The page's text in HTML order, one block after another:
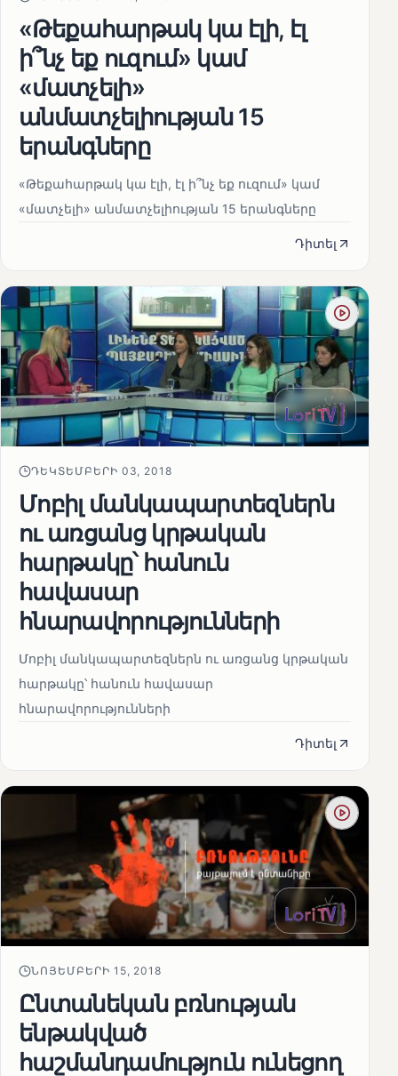
«Թեքահարթակ կա էլի, էլ
ի՞նչ եք ուզում» կամ
«մատչելի»
անմատչելիության 15
երանգները
«Թեքահարթակ կա էլի, էլ ի՞նչ եք ուզում» կամ
«մատչելի» անմատչելիության 15 երանգները
Դիտել
ԴԵԿՏԵՄԲԵՐԻ 03, 2018
Մոբիլ մանկապարտեզներն
ու առցանց կրթական
հարթակը՝ հանուն
հավասար
հնարավորությունների
Մոբիլ մանկապարտեզներն ու առցանց կրթական
հարթակը՝ հանուն հավասար
հնարավորությունների
Դիտել
ՆՈՅԵՄԲԵՐԻ 15, 2018
Ընտանեկան բռնության
ենթակված
հաշմանդամություն ունեցող